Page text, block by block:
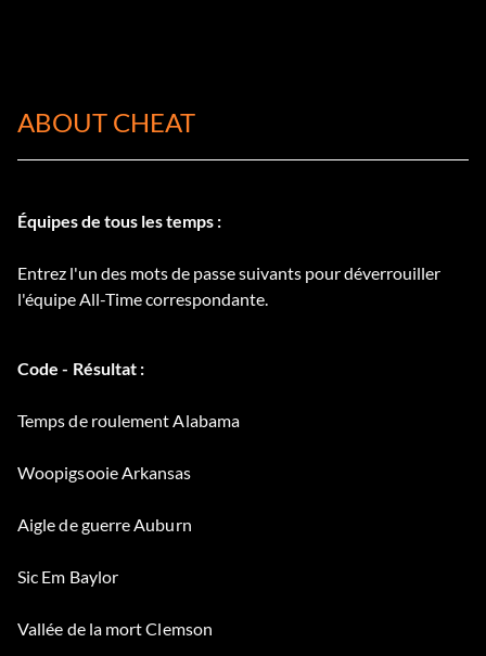
ABOUT CHEAT
Équipes de tous les temps :
Entrez l'un des mots de passe suivants pour déverrouiller
l'équipe All-Time correspondante.
Code - Résultat :
Temps de roulement Alabama
Woopigsooie Arkansas
Aigle de guerre Auburn
Sic Em Baylor
Vallée de la mort Clemson